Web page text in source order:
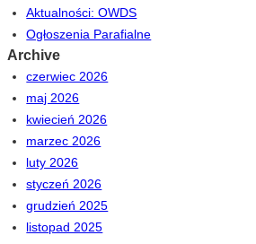
Aktualności: OWDS
Ogłoszenia Parafialne
Archive
czerwiec 2026
maj 2026
kwiecień 2026
marzec 2026
luty 2026
styczeń 2026
grudzień 2025
listopad 2025